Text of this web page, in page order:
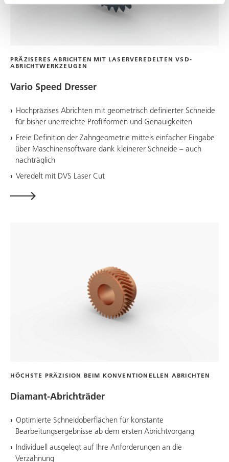
PRÄZISERES ABRICHTEN MIT LASERVEREDELTEN VSD-
ABRICHTWERKZEUGEN
Vario Speed Dresser
Hochpräzises Abrichten mit geometrisch definierter Schneide
für bisher unerreichte Profilformen und Genauigkeiten
Freie Definition der Zahngeometrie mittels einfacher Eingabe
über Maschinensoftware dank kleinerer Schneide – auch
nachträglich
Veredelt mit DVS Laser Cut
HÖCHSTE PRÄZISION BEIM KONVENTIONELLEN ABRICHTEN
Diamant-Abrichträder
Optimierte Schneidoberflächen für konstante
Bearbeitungsergebnisse ab dem ersten Abrichtvorgang
Individuell ausgelegt auf Ihre Anforderungen an die
Verzahnung